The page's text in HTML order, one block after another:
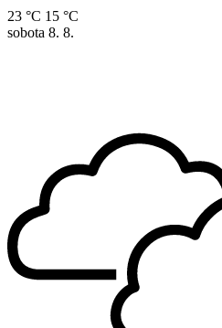
23 °C 15 °C
sobota 8. 8.